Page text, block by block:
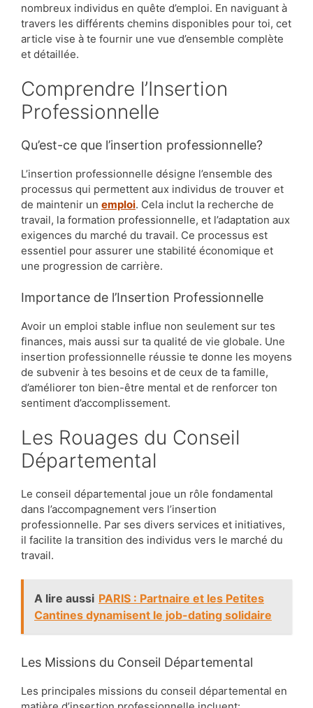
nombreux individus en quête d’emploi. En naviguant à
travers les différents chemins disponibles pour toi, cet
article vise à te fournir une vue d’ensemble complète
et détaillée.
Comprendre l’Insertion
Professionnelle
Qu’est-ce que l’insertion professionnelle?
L’insertion professionnelle désigne l’ensemble des
processus qui permettent aux individus de trouver et
de maintenir un emploi. Cela inclut la recherche de
travail, la formation professionnelle, et l’adaptation aux
exigences du marché du travail. Ce processus est
essentiel pour assurer une stabilité économique et
une progression de carrière.
Importance de l’Insertion Professionnelle
Avoir un emploi stable influe non seulement sur tes
finances, mais aussi sur ta qualité de vie globale. Une
insertion professionnelle réussie te donne les moyens
de subvenir à tes besoins et de ceux de ta famille,
d’améliorer ton bien-être mental et de renforcer ton
sentiment d’accomplissement.
Les Rouages du Conseil
Départemental
Le conseil départemental joue un rôle fondamental
dans l’accompagnement vers l’insertion
professionnelle. Par ses divers services et initiatives,
il facilite la transition des individus vers le marché du
travail.
A lire aussi PARIS : Partnaire et les Petites
Cantines dynamisent le job-dating solidaire
Les Missions du Conseil Départemental
Les principales missions du conseil départemental en